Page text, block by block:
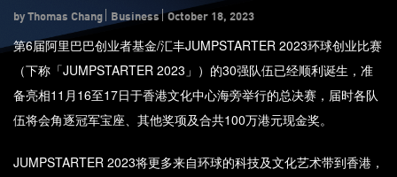
by Thomas Chang Business October 18, 2023
第6届阿里巴巴创业者基金/汇丰JUMPSTARTER 2023环球创业比赛
（下称「JUMPSTARTER 2023」）的30强队伍已经顺利诞生，准
备亮相11月16至17日于香港文化中心海旁举行的总决赛，届时各队
伍将会角逐冠军宝座、其他奖项及合共100万港元现金奖。
JUMPSTARTER 2023将更多来自环球的科技及文化艺术带到香港，